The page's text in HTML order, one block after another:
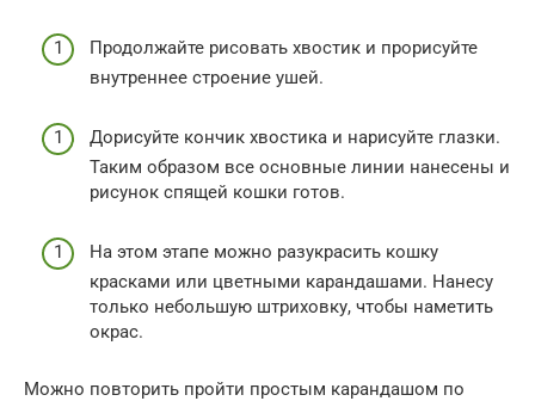
Продолжайте рисовать хвостик и прорисуйте
внутреннее строение ушей.
Дорисуйте кончик хвостика и нарисуйте глазки.
Таким образом все основные линии нанесены и
рисунок спящей кошки готов.
На этом этапе можно разукрасить кошку
красками или цветными карандашами. Нанесу
только небольшую штриховку, чтобы наметить
окрас.
Можно повторить пройти простым карандашом по